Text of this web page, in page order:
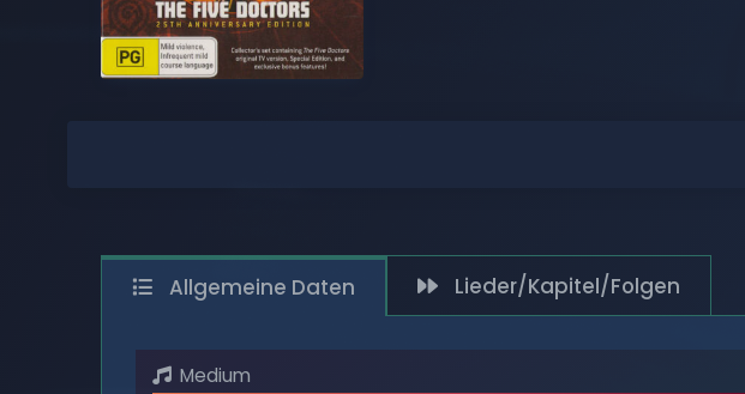
COMPACT DISCS
DIGITAL
SCHALLPLATTEN Durchstöbern
Allgemeine Daten
Medium
Lieder/Kapitel/Folgen